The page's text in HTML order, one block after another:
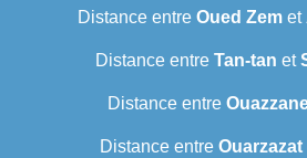
Distance entre Oued Zem et
Distance entre Tan-tan et
Distance entre
Distance entre Ouarzazat